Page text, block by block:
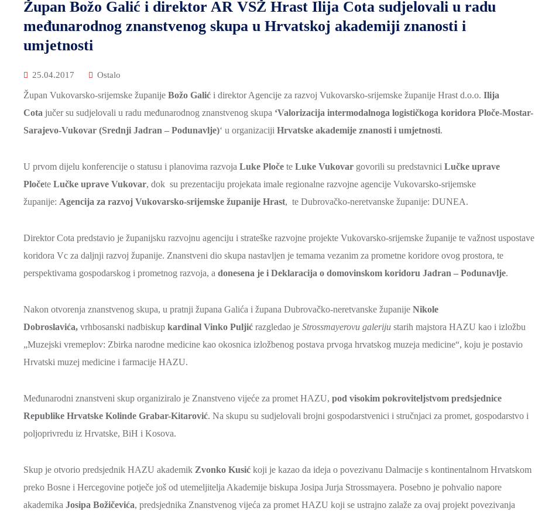
Župan Božo Galić i direktor AR VSŽ Hrast Ilija Cota sudjelovali u radu
međunarodnog znanstvenog skupa u Hrvatskoj akademiji znanosti i
umjetnosti
25.04.2017 Ostalo
Župan Vukovarsko-srijemske županije Božo Galić i direktor Agencije za razvoj Vukovarsko-srijemske županije Hrast d.o.o. Ilija
Cota jučer su sudjelovali u radu međunarodnog znanstvenog skupa ‘Valorizacija intermodalnoga logističkoga koridora Ploče-Mostar-
Sarajevo-Vukovar (Srednji Jadran – Podunavlje)‘ u organizaciji Hrvatske akademije znanosti i umjetnosti.
U prvom dijelu konferencije o statusu i planovima razvoja Luke Ploče te Luke Vukovar govorili su predstavnici Lučke uprave
Pločete Lučke uprave Vukovar, dok su prezentaciju projekata imale regionalne razvojne agencije Vukovarsko-srijemske
županije: Agencija za razvoj Vukovarsko-srijemske županije Hrast, te Dubrovačko-neretvanske županije: DUNEA.
Direktor Cota predstavio je županijsku razvojnu agenciju i strateške razvojne projekte Vukovarsko-srijemske županije te važnost uspostave
koridora Vc za daljnji razvoj županije. Znanstveni dio skupa nastavljen je temama vezanim za prometne koridore ovog prostora, te
perspektivama gospodarskog i prometnog razvoja, a donesena je i Deklaracija o domovinskom koridoru Jadran – Podunavlje.
Nakon otvorenja znanstvenog skupa, u pratnji župana Galića i župana Dubrovačko-neretvanske županije Nikole
Dobroslavića, vrhbosanski nadbiskup kardinal Vinko Puljić razgledao je Strossmayerovu galeriju starih majstora HAZU kao i izložbu
„Muzejski vremeplov: Zbirka narodne medicine kao okosnica izložbenog postava prvoga hrvatskog muzeja medicine“, koju je postavio
Hrvatski muzej medicine i farmacije HAZU.
Međunarodni znanstveni skup organiziralo je Znanstveno vijeće za promet HAZU, pod visokim pokroviteljstvom predsjednice
Republike Hrvatske Kolinde Grabar-Kitarović. Na skupu su sudjelovali brojni gospodarstvenici i stručnjaci za promet, gospodarstvo i
poljoprivredu iz Hrvatske, BiH i Kosova.
Skup je otvorio predsjednik HAZU akademik Zvonko Kusić koji je kazao da ideja o povezivanu Dalmacije s kontinentalnom Hrvatskom
preko Bosne i Hercegovine potječe još od utemeljitelja Akademije biskupa Josipa Jurja Strossmayera. Posebno je pohvalio napore
akademika Josipa Božičevića, predsjednika Znanstvenog vijeća za promet HAZU koji se ustrajno zalaže za ovaj projekt povezivanja